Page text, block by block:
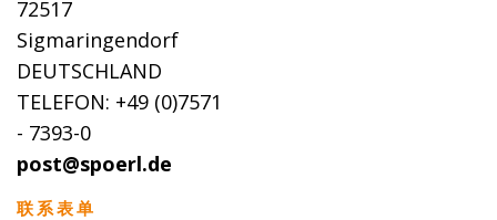
72517
Sigmaringendorf
DEUTSCHLAND
TELEFON: +49 (0)7571
- 7393-0
post@spoerl.de
联系表单